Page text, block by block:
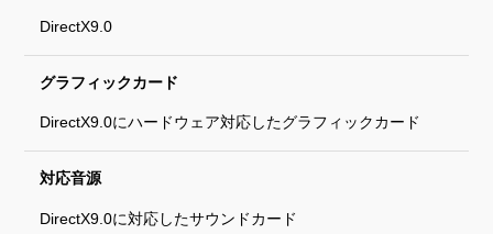
DirectX9.0
グラフィックカード
DirectX9.0にハードウェア対応したグラフィックカード
対応音源
DirectX9.0に対応したサウンドカード